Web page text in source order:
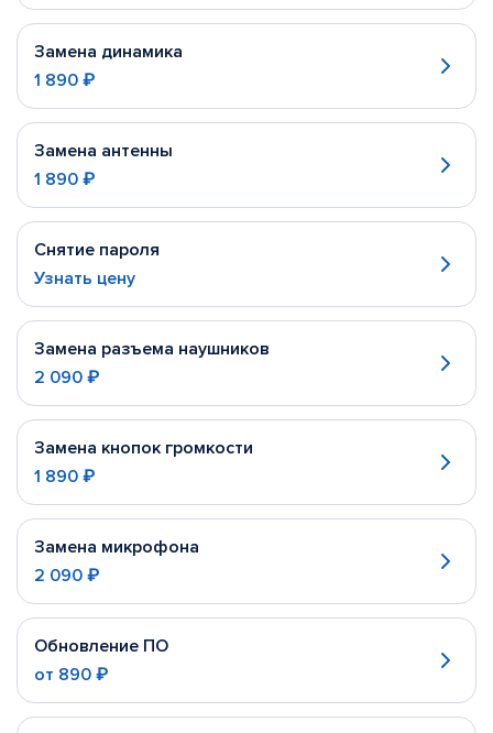
Замена динамика
1 890 ₽
Замена антенны
1 890 ₽
Снятие пароля
Узнать цену
Замена разъема наушников
2 090 ₽
Замена кнопок громкости
1 890 ₽
Замена микрофона
2 090 ₽
Обновление ПО
от 890 ₽